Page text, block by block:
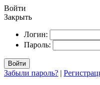
Войти
Закрыть
Логин:
Пароль:
Войти
Забыли пароль? |